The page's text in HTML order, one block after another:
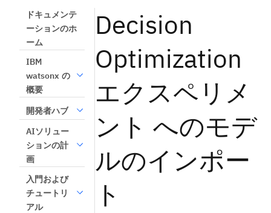
ドキュメンテ
ーションのホ
ーム
IBM
watsonx の
概要
開発者ハブ
AIソリュー
ションの計
画
入門および
チュートリ
アル
Decision
Optimization
エクスペリメ
ント へのモデ
ルのインポー
ト